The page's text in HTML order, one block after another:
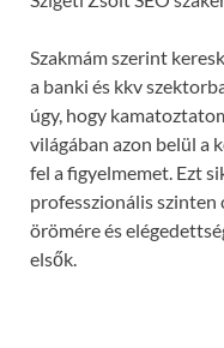
Szakmám szerint
a banki és kkv
úgy, hogy
világában azon belül a
fel a figyelmemet. Ezt
professzionális szinten
örömére és
elsők.